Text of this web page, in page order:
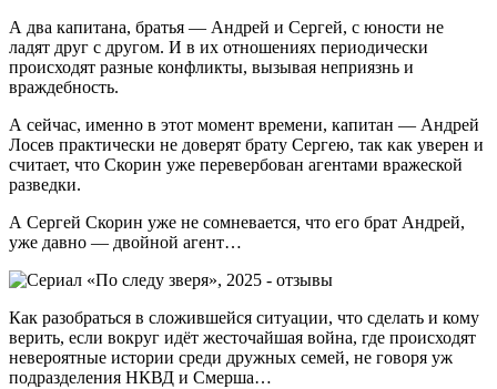
А два капитана, братья — Андрей и Сергей, с юности не
ладят друг с другом. И в их отношениях периодически
происходят разные конфликты, вызывая неприязнь и
враждебность.
А сейчас, именно в этот момент времени, капитан — Андрей
Лосев практически не доверят брату Сергею, так как уверен и
считает, что Скорин уже перевербован агентами вражеской
разведки.
А Сергей Скорин уже не сомневается, что его брат Андрей,
уже давно — двойной агент…
Как разобраться в сложившейся ситуации, что сделать и кому
верить, если вокруг идёт жесточайшая война, где происходят
невероятные истории среди дружных семей, не говоря уж
подразделения НКВД и Смерша…